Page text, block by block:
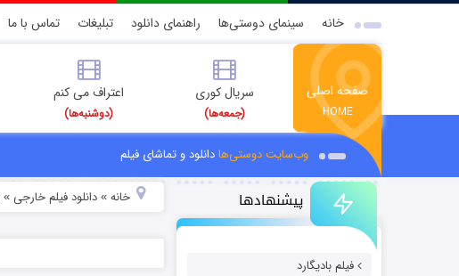
خانه سینمای دوستی‌ها راهنمای دانلود تبلیغات تماس با ما
صفحه اصلی
HOME
سریال کوری
(جمعه‌ها)
اعتراف می کنم
(دوشنبه‌ها)
وب‌سایت دوستی‌هادانلود و تماشای فیلم
پیشنهادها
فیلم بادیگارد
خانه» دانلود فیلم خارجی »